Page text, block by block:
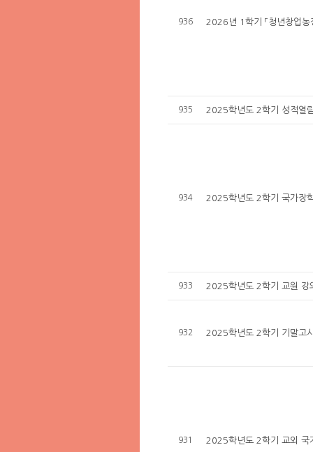
936 2026년 1학기 「청년창업농
935 2025학년도 2학기 성적열
934 2025학년도 2학기 국가장
933 2025학년도 2학기 교원 강
932 2025학년도 2학기 기말고
931 2025학년도 2학기 교외 국